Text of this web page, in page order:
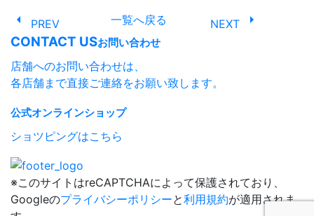
arrow_left PREV 一覧へ戻る NEXT arrow_right
CONTACT USお問い合わせ
店舗へのお問い合わせは、
各店舗まで直接ご連絡をお願い致します。
公式オンラインショップ
ショツピングはこちら
※このサイトはreCAPTCHAによって保護されており、
Googleのプライバシーポリシーと利用規約が適用されま